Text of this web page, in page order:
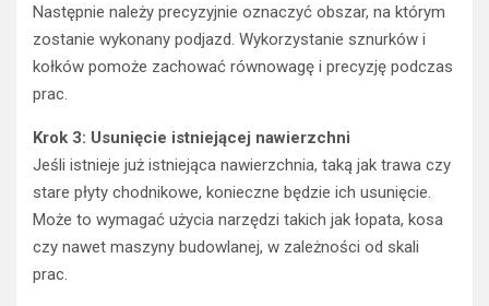
Następnie należy precyzyjnie oznaczyć obszar, na którym
zostanie wykonany podjazd. Wykorzystanie sznurków i
kołków pomoże zachować równowagę i precyzję podczas
prac.
Krok 3: Usunięcie istniejącej nawierzchni
Jeśli istnieje już istniejąca nawierzchnia, taką jak trawa czy
stare płyty chodnikowe, konieczne będzie ich usunięcie.
Może to wymagać użycia narzędzi takich jak łopata, kosa
czy nawet maszyny budowlanej, w zależności od skali
prac.